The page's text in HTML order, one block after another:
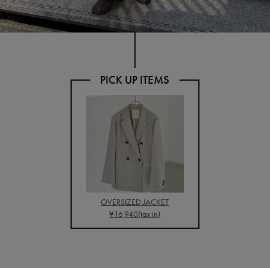
OVERSIZED JACKET
¥16,940(tax in)